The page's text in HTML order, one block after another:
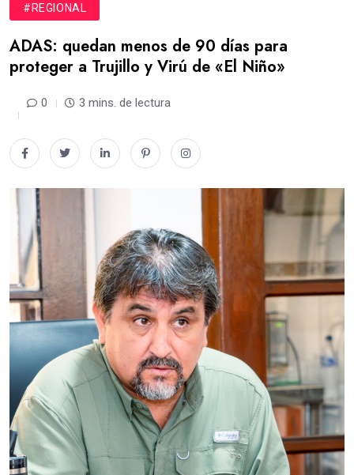
#REGIONAL
ADAS: quedan menos de 90 días para
proteger a Trujillo y Virú de «El Niño»
0 3 mins. de lectura